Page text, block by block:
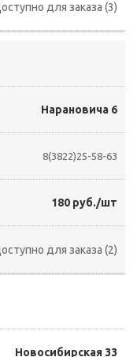
для заказа (3)
Нарановича 6
8(3822)25-58-63
180 руб./шт
для заказа (2)
Новосибирская 33